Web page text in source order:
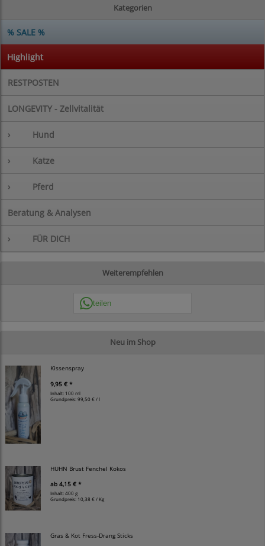
Kategorien
% SALE %
Highlight
RESTPOSTEN
LONGEVITY - Zellvitalität
› Hund
› Katze
› Pferd
Beratung & Analysen
› FÜR DICH
Weiterempfehlen
teilen
Neu im Shop
Kissenspray
9,95 € *
Inhalt: 100 ml
Grundpreis:99,50 € / l
HUHN Brust Fenchel Kokos
ab 4,15 € *
Inhalt: 400 g
Grundpreis: 10,38 € / Kg
Gras & Kot Fress-Drang Sticks